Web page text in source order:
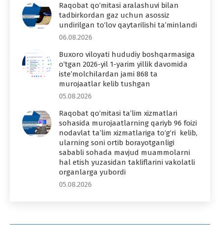
Raqobat qo‘mitasi aralashuvi bilan
tadbirkordan gaz uchun asossiz
undirilgan to‘lov qaytarilishi ta’minlandi
06.08.2026
Buxoro viloyati hududiy boshqarmasiga
o‘tgan 2026-yil 1-yarim yillik davomida
iste’molchilardan jami 868 ta
murojaatlar kelib tushgan
05.08.2026
Raqobat qo‘mitasi ta’lim xizmatlari
sohasida murojaatlarning qariyb 96 foizi
nodavlat ta’lim xizmatlariga to‘g‘ri kelib,
ularning soni ortib borayotganligi
sababli sohada mavjud muammolarni
hal etish yuzasidan takliflarini vakolatli
organlarga yubordi
05.08.2026